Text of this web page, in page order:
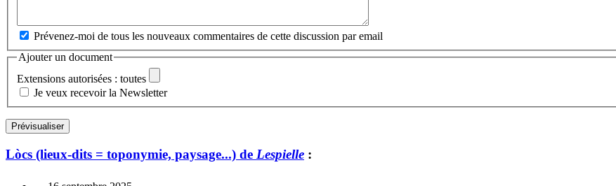
Prévenez-moi de tous les nouveaux commentaires de cette discussion par email
Ajouter un document
Extensions autorisées : toutes
Je veux recevoir la Newsletter
Lòcs (lieux-dits = toponymie, paysage...) de Lespielle :